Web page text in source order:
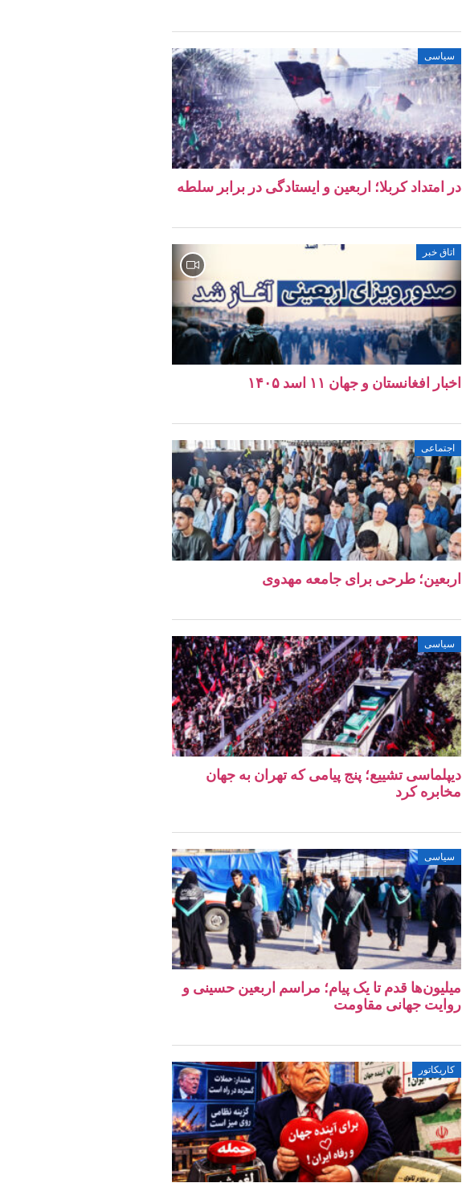
سیاسی
در امتداد کربلا؛ اربعین و ایستادگی در برابر سلطه
اتاق خبر
اخبار افغانستان و جهان ۱۱ اسد ۱۴۰۵
اجتماعی
اربعین؛ طرحی برای جامعه مهدوی
سیاسی
دیپلماسی تشییع؛ پنج پیامی که تهران به جهان
مخابره کرد
سیاسی
میلیون‌ها قدم تا یک پیام؛ مراسم اربعین حسینی و
روایت جهانی مقاومت
کاریکاتور